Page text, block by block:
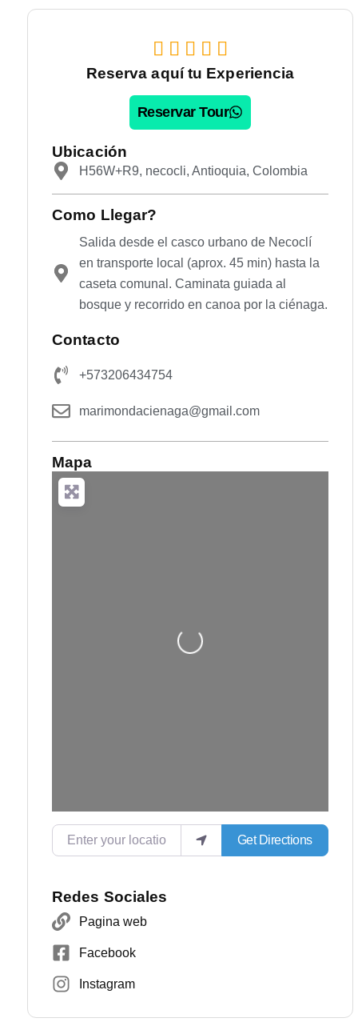
    
5
out
5
Reserva aquí tu Experiencia
Reservar Tour
Ubicación
H56W+R9, necocli, Antioquia, Colombia
Como Llegar?
Salida desde el casco urbano de Necoclí
en transporte local (aprox. 45 min) hasta la
caseta comunal. Caminata guiada al
bosque y recorrido en canoa por la ciénaga.
Contacto
+573206434754
marimondacienaga@gmail.com
Mapa
Loading...
Enter your location
Get Directions
Redes Sociales
Pagina web
Facebook
Instagram